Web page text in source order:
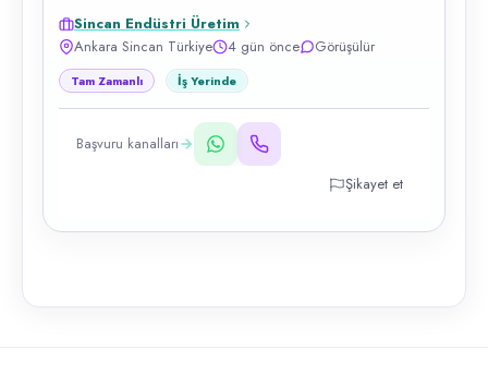
Sincan Endüstri Üretim
Ankara Sincan Türkiye
4 gün önce Görüşülür
Tam Zamanlı İş Yerinde
Başvuru kanalları
Şikayet et